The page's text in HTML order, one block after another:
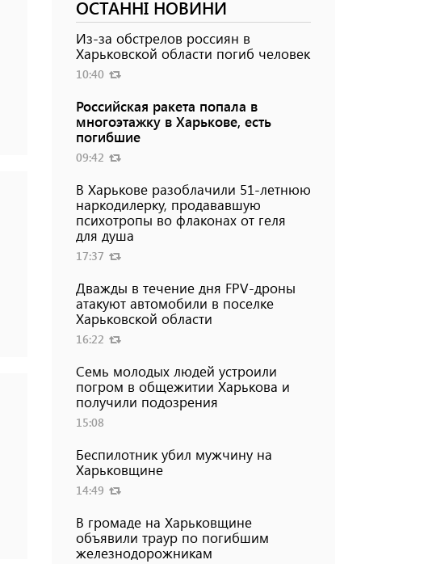
ОСТАННІ НОВИНИ
Из-за обстрелов россиян в
Харьковской области погиб человек
10:40
Российская ракета попала в
многоэтажку в Харькове, есть
погибшие
09:42
В Харькове разоблачили 51-летнюю
наркодилерку, продававшую
психотропы во флаконах от геля
для душа
17:37
Дважды в течение дня FPV-дроны
атакуют автомобили в поселке
Харьковской области
16:22
Семь молодых людей устроили
погром в общежитии Харькова и
получили подозрения
15:08
Беспилотник убил мужчину на
Харьковщине
14:49
В громаде на Харьковщине
объявили траур по погибшим
железнодорожникам